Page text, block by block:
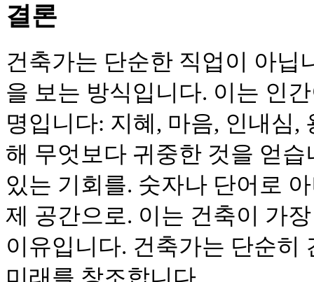
결론
건축가는 단순한 직업이 아닙
을 보는 방식입니다. 이는 인
명입니다: 지혜, 마음, 인내심,
해 무엇보다 귀중한 것을 얻
있는 기회를. 숫자나 단어로
제 공간으로. 이는 건축이 가
이유입니다. 건축가는 단순히